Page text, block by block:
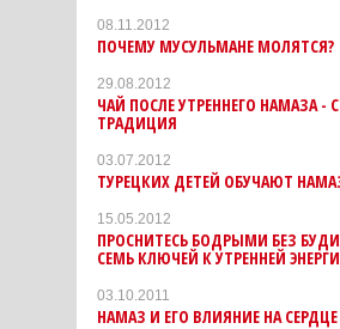
08.11.2012
ПОЧЕМУ МУСУЛЬМАНЕ МОЛЯТСЯ?
29.08.2012
ЧАЙ ПОСЛЕ УТРЕННЕГО НАМАЗА -
ТРАДИЦИЯ
03.07.2012
ТУРЕЦКИХ ДЕТЕЙ ОБУЧАЮТ
15.05.2012
ПРОСНИТЕСЬ БОДРЫМИ БЕЗ
СЕМЬ КЛЮЧЕЙ К УТРЕННЕЙ
03.10.2011
НАМАЗ И ЕГО ВЛИЯНИЕ НА СЕРДЦЕ